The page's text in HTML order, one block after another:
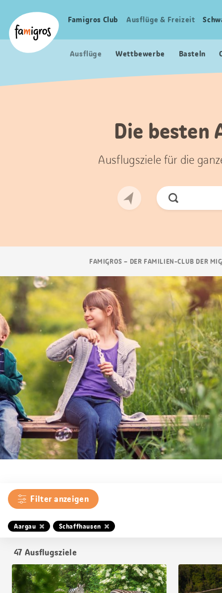
Navigation
Logo
Haupt
Famigros Club Ausflüge & Freizeit
Ausflüge Wettbewerbe Basteln
Die besten
Ausflugsziele für die
Jetzt
FAMIGROS – DER FAMILIEN-CLUB DER
Filter anzeigen
Aargau Schaffhausen
47 Ausflugsziele